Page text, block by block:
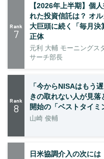
Rank
7
【2026年上半期】個
れた投資信託は？ オ
大巨頭に続く「毎月決
正体
元利 大輔 モーニングス
サーチ部長
Rank
8
「今からNISAはもう
きの取れない人が見落
開始の「ベストタイミ
山崎 俊輔
日米協調介入の次には